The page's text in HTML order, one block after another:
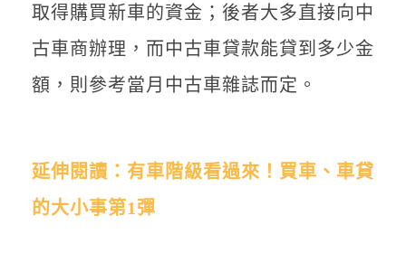
取得購買新車的資金；後者大多直接向中
古車商辦理，而中古車貸款能貸到多少金
額，則參考當月中古車雜誌而定。
延伸閱讀： 有車階級看過來！買車、車貸
的大小事第1彈